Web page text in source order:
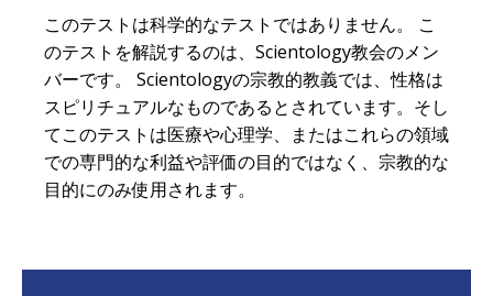
このテストは科学的なテストではありません。 こ
のテストを解説するのは、Scientology教会のメン
バーです。 Scientologyの宗教的教義では、性格は
スピリチュアルなものであるとされています。そし
てこのテストは医療や心理学、またはこれらの領域
での専門的な利益や評価の目的ではなく、宗教的な
目的にのみ使用されます。